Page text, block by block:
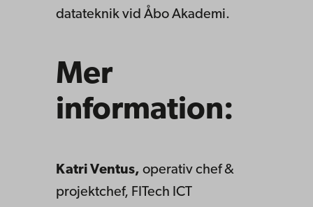
datateknik vid Åbo Akademi.
Mer
information:
Katri Ventus, operativ chef &
projektchef, FITech ICT